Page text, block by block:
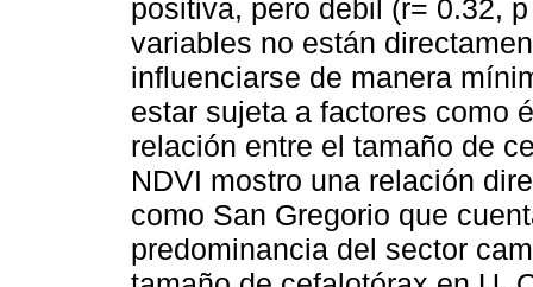
positiva, pero debil (r= 0.32,
variables no están
influenciarse de manera
estar sujeta a factores como
relación entre el tamaño de
NDVI mostro una relación
como San Gregorio que
predominancia del sector